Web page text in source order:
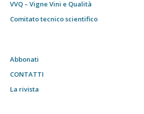
VVQ – Vigne Vini e Qualità
Comitato tecnico scientifico
Abbonati
CONTATTI
La rivista